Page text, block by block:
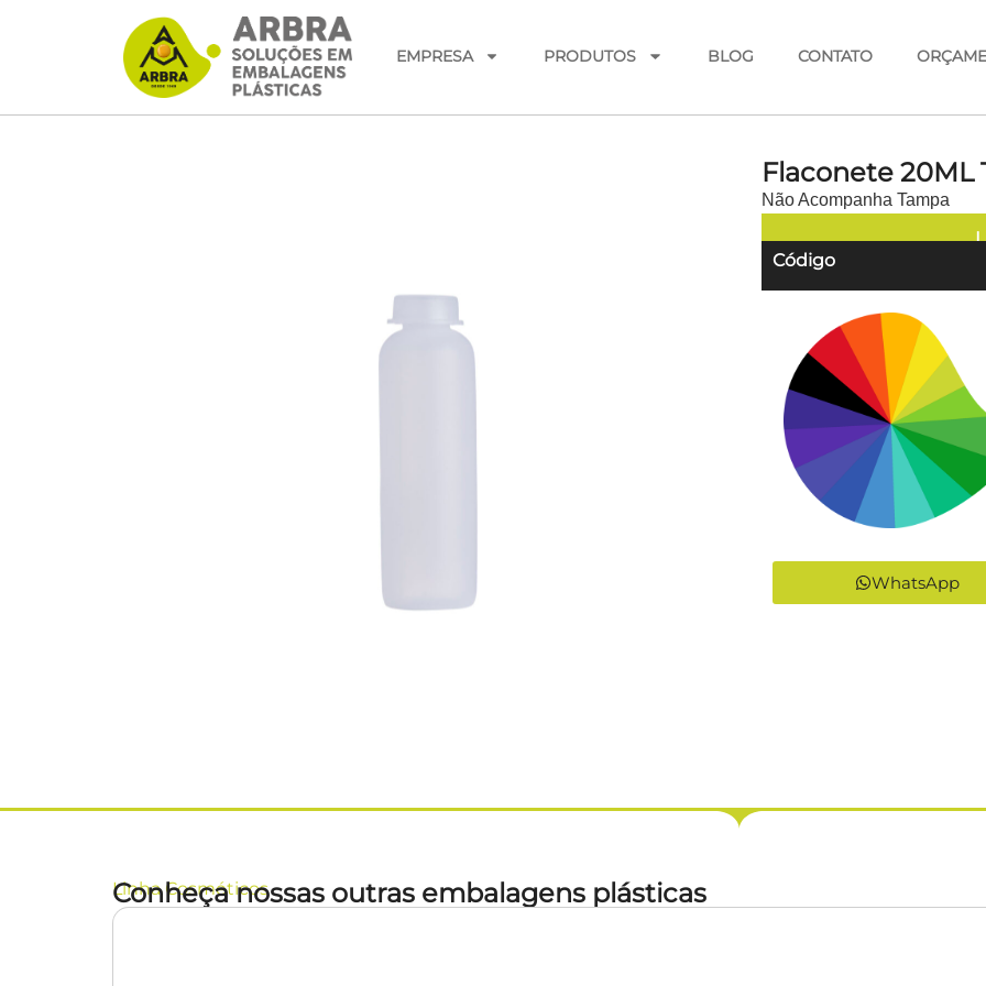
EMPRESA PRODUTOS BLOG CONTATO
Flaconete 20ML
Não Acompanha Tampa
Código
WhatsApp
LinhaCosméticos
Conheça nossas outras embalagens plásticas